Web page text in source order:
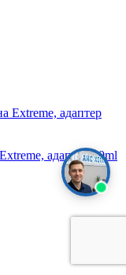
адаптер 30ml